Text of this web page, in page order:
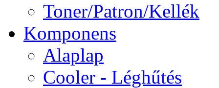
Toner/Patron/Kellék
Komponens
Alaplap
Cooler - Léghűtés